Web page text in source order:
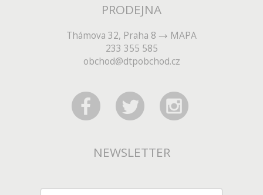
PRODEJNA
Thámova 32, Praha 8
MAPA
233 355 585
obchod@dtpobchod.cz
NEWSLETTER